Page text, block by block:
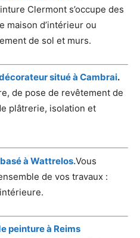
Clermont s’occupe des
maison d’intérieur ou
de sol et murs.
situé à Cambrai.
de pose de revêtement de
plâtrerie, isolation et
à Wattrelos.Vous
de vos travaux :
peinture à Reims